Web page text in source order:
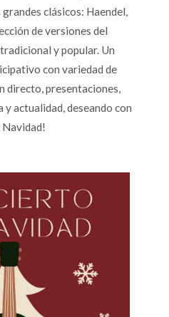
clásicos: Haendel,
de versiones del
y popular. Un
con variedad de
directo, presentaciones,
actualidad, deseando con
Navidad!